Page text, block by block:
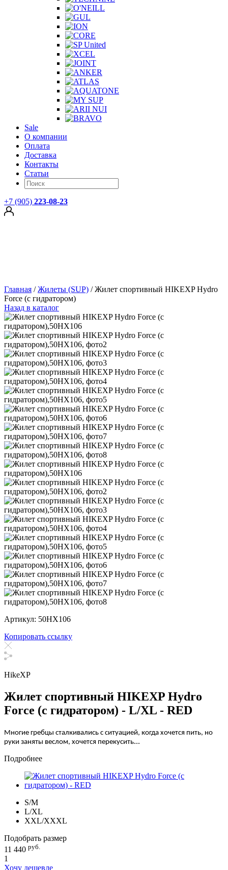
Sale
О компании
Оплата
Доставка
Контакты
Статьи
+7 (905) 223-08-23
Главная /Жилеты (SUP) /Жилет спортивный HIKEXP Hydro
Force (с гидратором)
Назад в каталог
Артикул: 50HX106
Копировать ссылку
HikeXP
Жилет спортивный HIKEXP Hydro
Force (с гидратором) - L/XL - RED
Многие гребцы сталкивались с ситуацией, когда хочется пить, но
руки заняты веслом, хочется перекусить...
Подробнее
S/M
L/XL
XXL/XXXL
Подобрать размер
11 440 руб.
1
Хочу дешевле